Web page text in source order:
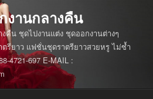
งานกลางคืน
คืน ชุดไปงานแต่ง ชุดออกงานต่างๆ
รียาว แฟชั่นชุดราตรียาวสวยหรู ไม่ซ้ำ
4721-697 E-MAIL :